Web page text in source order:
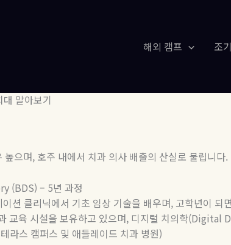
해외 캠프 조
알아보기
높으며, 호주 내에서 치과 의사 배출의 산실로 불립니다.
(BDS) – 5년 과정
션 클리닉에서 기초 임상 기술을 배우며, 고학년이 되
교육 시설을 보유하고 있으며, 디지털 치의학(Digital
라스 캠퍼스 및 애들레이드 치과 병원)